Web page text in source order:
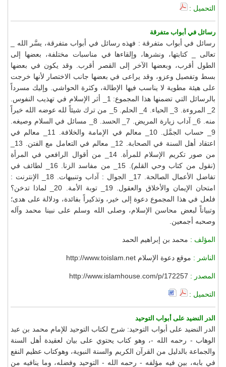
التحميل :
رسائل في أبواب متفرقة
رسائل في أبواب متفرقة : فهذه رسائل في أبواب متفرقة، يسَّر الله _
تعالى _ كتابتها، ونشرها، وإلقاءها في مناسبات مختلفة، بعضها إلى
الطول أقرب، وبعضها الآخر إلى القصر أقرب. وقد يكون في بعضها
بسط وتفصيل وعزو، وقد يراعى في بعضها جانب الاختصار لأنها خرجت
على هيئة مطوية لا يناسب فيها الإطالة، وكثرة الحواشي. وإليك مسرداً
بالرسائل التي تضمنها هذا المجموع: 1_ أثر الإسلام في تهذيب النفوس.
2_ المروءة. 3_ الحياء. 4_ الحلم. 5_ من ترك شيئاً لله عوضه الله خيراً
منه. 6_ آداب زيارة المريض. 7_ الحسد. 8_ مسائل في السلام وصيغه.
9_ حساب الجمَّل. 10_ معالم في الإمامة والخلافة. 11_ معالم في
من صور تكريم الإسلام للمرأة. 14_ من أقوال الرافعي في المرأة
(نقول من كتاب وحي القلم). 15_ من مفاسد الزنا. 16_ لطائف في
تفاضل الأعمال الصالحة. 17_ الجوال : آداب وتنبيهات. 18_ الإنترنت :
امتحان الإيمان والأخلاق والعقول. 19_ توبة الأمة. 20_ لماذا تدخن؟
فلعل في هذا المجموع دعوة إلى خير، وتذكيراً بفائدة، ودلالة على هدى؛
وتبياناً لبعض محاسن الإسلام، وصلى الله وسلم على نبينا محمد وآله
وصحبه أجمعين.
المؤلف : محمد بن إبراهيم الحمد
الناشر : موقع دعوة الإسلام http://www.toislam.net
المصدر : http://www.islamhouse.com/p/172257
التحميل :
الدر النضيد على أبواب التوحيد
الدر النضيد على أبواب التوحيد: شرح لكتاب التوحيد للإمام محمد بن عبد
الوهاب - رحمه الله -، وهو كتاب يحتوي على بيان لعقيدة أهل السنة
والجماعة بالدليل من القرآن الكريم والسنة النبوية، وهوكتاب عظيم النفع
في بابه، بين فيه مؤلفه - رحمه الله - التوحيد وفضله، وما ينافيه من